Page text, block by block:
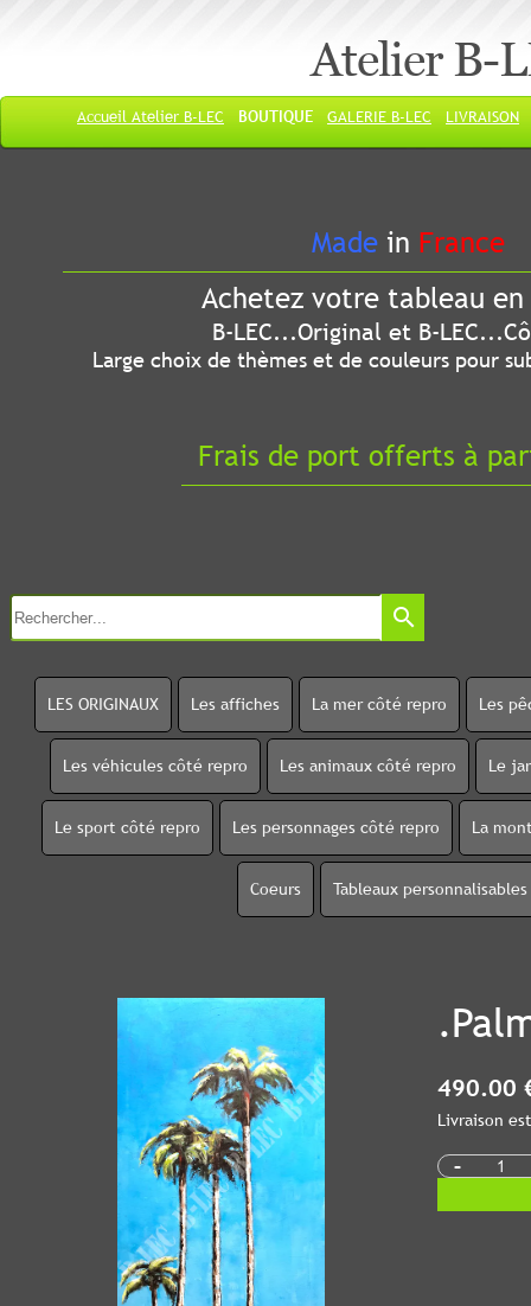
Atelier B-
Accueil Atelier B-LEC BOUTIQUE GALERIE B-LEC LIVRAISON
Made in France
Achetez votre tableau
B-LEC...Original et B-
Large choix de thèmes et de couleurs pour
Frais de port offerts à
search
LES ORIGINAUX Les affiches La mer côté repro Les
Les véhicules côté repro Les animaux côté repro Le
Le sport côté repro Les personnages côté repro La
Coeurs Tableaux personnalisables
490.00
Livraison
-